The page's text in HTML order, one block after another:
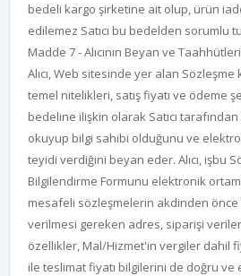
bedeli kargo şirketine ait olup, ürün
edilemez Satıcı bu bedelden sorumlu
Madde 7 - Alıcının Beyan ve Taahhütleri
Alıcı, Web sitesinde yer alan
temel nitelikleri, satış fiyatı ve ödeme
bedeline ilişkin olarak Satıcı
okuyup bilgi sahibi olduğunu ve
teyidi verdiğini beyan eder. Alıcı, işbu
Bilgilendirme Formunu elektronik
mesafeli sözleşmelerin akdinden önce
verilmesi gereken adres, siparişi
özellikler, Mal/Hizmet'in vergiler dahil
ile teslimat fiyatı bilgilerini de doğru ve